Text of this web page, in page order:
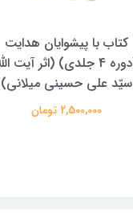
کتاب حدیث سده چهاردهم
دفتر هفتم اثر سید مجتبی
حسینی
250,000 تومان